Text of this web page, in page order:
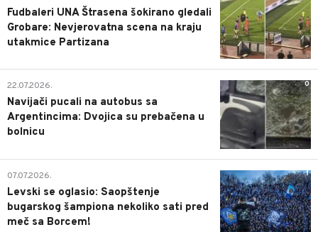
Fudbaleri UNA Štrasena šokirano gledali
Grobare: Nevjerovatna scena na kraju
utakmice Partizana
0
22.07.2026.
Navijači pucali na autobus sa
Argentincima: Dvojica su prebačena u
bolnicu
1
07.07.2026.
Levski se oglasio: Saopštenje
bugarskog šampiona nekoliko sati pred
meč sa Borcem!